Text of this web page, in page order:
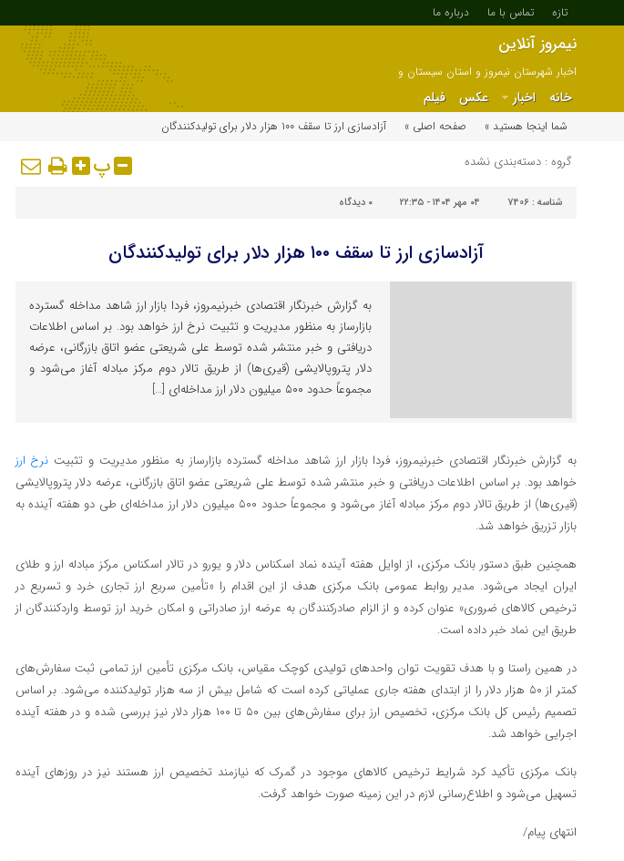
تازه تماس با ما درباره ما
نیمروز آنلاین
اخبار شهرستان نیمروز و استان سیستان و
بلوچستان
خانه اخبار عکس فیلم
شما اینجا هستید »
صفحه اصلی » آزادسازی ارز تا سقف ۱۰۰ هزار دلار برای تولیدکنندگان
گروه : دسته‌بندی نشده پ
شناسه : 7406 ۰۴ مهر ۱۴۰۴ - ۲۲:۳۵ ۰ دیدگاه
آزادسازی ارز تا سقف ۱۰۰ هزار دلار برای تولیدکنندگان
به گزارش خبرنگار اقتصادی خبرنیمروز، فردا بازار ارز شاهد مداخله گسترده
بازارساز به منظور مدیریت و تثبیت نرخ ارز خواهد بود. بر اساس اطلاعات
دریافتی و خبر منتشر شده توسط علی شریعتی عضو اتاق بازرگانی، عرضه
دلار پتروپالایشی (قیری‌ها) از طریق تالار دوم مرکز مبادله آغاز می‌شود و
مجموعاً حدود ۵۰۰ میلیون دلار ارز مداخله‌ای […]
به گزارش خبرنگار اقتصادی خبرنیمروز، فردا بازار ارز شاهد مداخله گسترده بازارساز به منظور مدیریت و تثبیت نرخ ارز
خواهد بود. بر اساس اطلاعات دریافتی و خبر منتشر شده توسط علی شریعتی عضو اتاق بازرگانی، عرضه دلار پتروپالایشی
(قیری‌ها) از طریق تالار دوم مرکز مبادله آغاز می‌شود و مجموعاً حدود ۵۰۰ میلیون دلار ارز مداخله‌ای طی دو هفته آینده به
بازار تزریق خواهد شد.
همچنین طبق دستور بانک مرکزی، از اوایل هفته آینده نماد اسکناس دلار و یورو در تالار اسکناس مرکز مبادله ارز و طلای
ایران ایجاد می‌شود. مدیر روابط عمومی بانک مرکزی هدف از این اقدام را «تأمین سریع ارز تجاری خرد و تسریع در
ترخیص کالاهای ضروری» عنوان کرده و از الزام صادرکنندگان به عرضه ارز صادراتی و امکان خرید ارز توسط واردکنندگان از
طریق این نماد خبر داده است.
در همین راستا و با هدف تقویت توان واحدهای تولیدی کوچک مقیاس، بانک مرکزی تأمین ارز تمامی ثبت سفارش‌های
کمتر از ۵۰ هزار دلار را از ابتدای هفته جاری عملیاتی کرده است که شامل بیش از سه هزار تولیدکننده می‌شود. بر اساس
تصمیم رئیس کل بانک مرکزی، تخصیص ارز برای سفارش‌های بین ۵۰ تا ۱۰۰ هزار دلار نیز بررسی شده و در هفته آینده
اجرایی خواهد شد.
بانک مرکزی تأکید کرد شرایط ترخیص کالاهای موجود در گمرک که نیازمند تخصیص ارز هستند نیز در روزهای آینده
تسهیل می‌شود و اطلاع‌رسانی لازم در این زمینه صورت خواهد گرفت.
انتهای پیام/